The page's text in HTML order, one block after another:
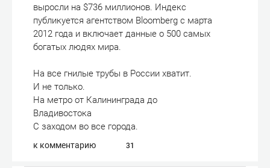
выросли на $736 миллионов. Индекс
публикуется агентством Bloomberg с марта
2012 года и включает данные о 500 самых
богатых людях мира.
На все гнилые трубы в России хватит.
И не только.
На метро от Калининграда до
Владивостока
С заходом во все города.
к комментарию 31